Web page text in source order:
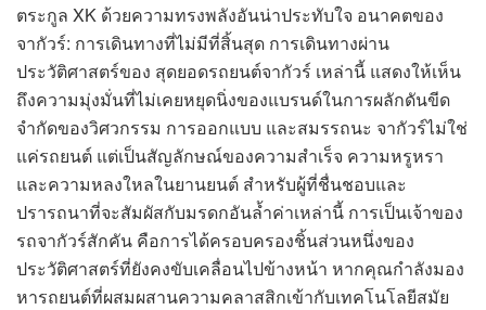
ตระกูล XK ด้วยความทรงพลังอันน่าประทับใจ อนาคตของ
จากัวร์: การเดินทางที่ไม่มีที่สิ้นสุด การเดินทางผ่าน
ประวัติศาสตร์ของ สุดยอดรถยนต์จากัวร์ เหล่านี้ แสดงให้เห็น
ถึงความมุ่งมั่นที่ไม่เคยหยุดนิ่งของแบรนด์ในการผลักดันขีด
จำกัดของวิศวกรรม การออกแบบ และสมรรถนะ จากัวร์ไม่ใช่
แค่รถยนต์ แต่เป็นสัญลักษณ์ของความสำเร็จ ความหรูหรา
และความหลงใหลในยานยนต์ สำหรับผู้ที่ชื่นชอบและ
ปรารถนาที่จะสัมผัสกับมรดกอันล้ำค่าเหล่านี้ การเป็นเจ้าของ
รถจากัวร์สักคัน คือการได้ครอบครองชิ้นส่วนหนึ่งของ
ประวัติศาสตร์ที่ยังคงขับเคลื่อนไปข้างหน้า หากคุณกำลังมอง
หารถยนต์ที่ผสมผสานความคลาสสิกเข้ากับเทคโนโลยีสมัย